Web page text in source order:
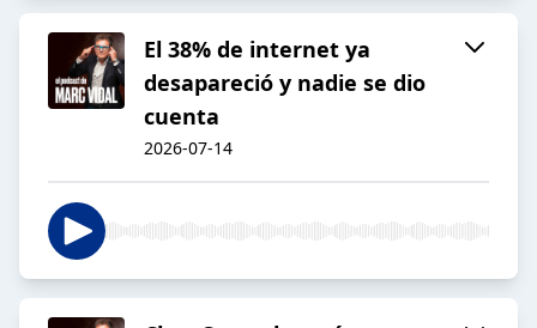
El 38% de internet ya
desapareció y nadie se dio
cuenta
2026-07-14